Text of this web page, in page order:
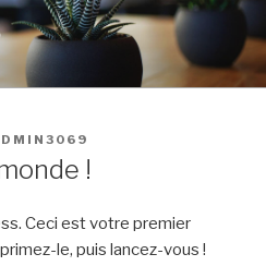
!
Ceci est votre premier
le, puis lancez-vous !